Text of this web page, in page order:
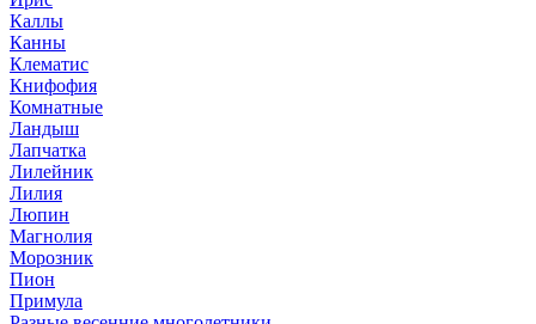
Каллы
Канны
Клематис
Книфофия
Комнатные
Ландыш
Лапчатка
Лилейник
Лилия
Люпин
Магнолия
Морозник
Пион
Примула